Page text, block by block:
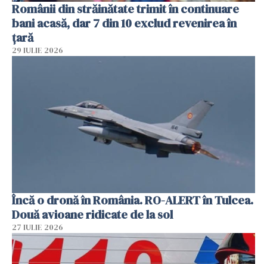
Românii din străinătate trimit în continuare
bani acasă, dar 7 din 10 exclud revenirea în
țară
29 IULIE 2026
Încă o dronă în România. RO-ALERT în Tulcea.
Două avioane ridicate de la sol
27 IULIE 2026